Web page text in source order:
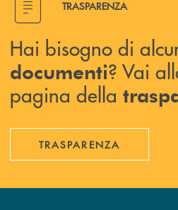
TRASPARENZA
Hai bisogno di
documenti? Vai
pagina della
TRASPARENZA